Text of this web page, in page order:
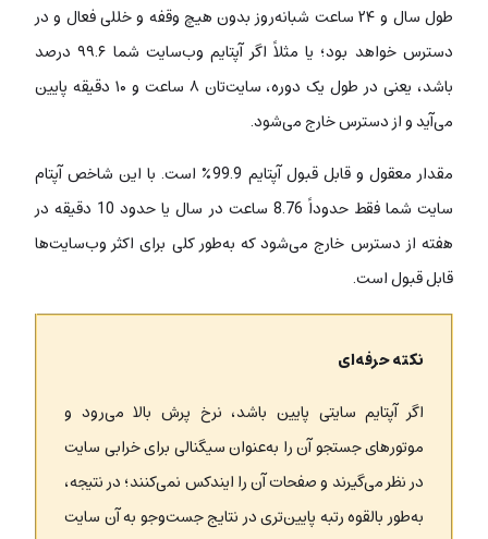
طول سال و ۲۴ ساعت شبانه‌روز بدون هیچ وقفه و خللی فعال و در
دسترس خواهد بود؛ یا مثلاً اگر آپتایم وب‌سایت شما ۹۹.۶ درصد
باشد، یعنی در طول یک دوره، سایت‌تان ۸ ساعت و ۱۰ دقیقه پایین
می‌آید و از دسترس خارج می‌شود.
مقدار معقول و قابل قبول آپتایم 99.9٪ است. با این شاخص آپتام
سایت شما فقط حدوداً 8.76 ساعت در سال یا حدود 10 دقیقه در
هفته از دسترس خارج می‌شود که به‌طور کلی برای اکثر وب‌سایت‌ها
قابل قبول است.
نکته حرفه‌ای
اگر آپتایم سایتی پایین باشد، نرخ پرش بالا می‌رود و
موتورهای جستجو آن را به‌عنوان سیگنالی برای خرابی سایت
در نظر می‌‌گیرند و صفحات آن را ایندکس نمی‌کنند؛ در نتیجه،
به‌طور بالقوه رتبه پایین‌تری در نتایج جست‌وجو به آن سایت